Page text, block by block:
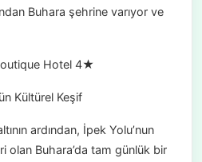
Buhara şehrine varıyor ve
Hotel 4★
Kültürel Keşif
ardından, İpek Yolu’nun
olan Buhara’da tam günlük bir